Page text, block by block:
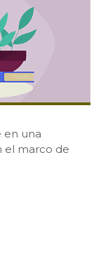
en una
el marco de